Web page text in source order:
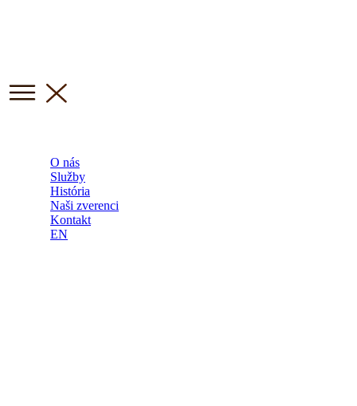
O nás
Služby
História
Naši zverenci
Kontakt
EN